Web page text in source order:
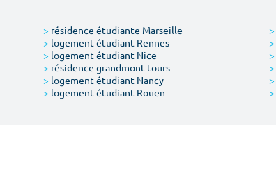
> résidence étudiante Marseille >
> logement étudiant Rennes >
> logement étudiant Nice >
> résidence grandmont tours >
> logement étudiant Nancy >
> logement étudiant Rouen >